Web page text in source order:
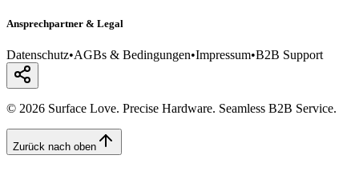
Ansprechpartner & Legal
Datenschutz•AGBs & Bedingungen•Impressum•B2B Support
© 2026 Surface Love. Precise Hardware. Seamless B2B Service.
Zurück nach oben